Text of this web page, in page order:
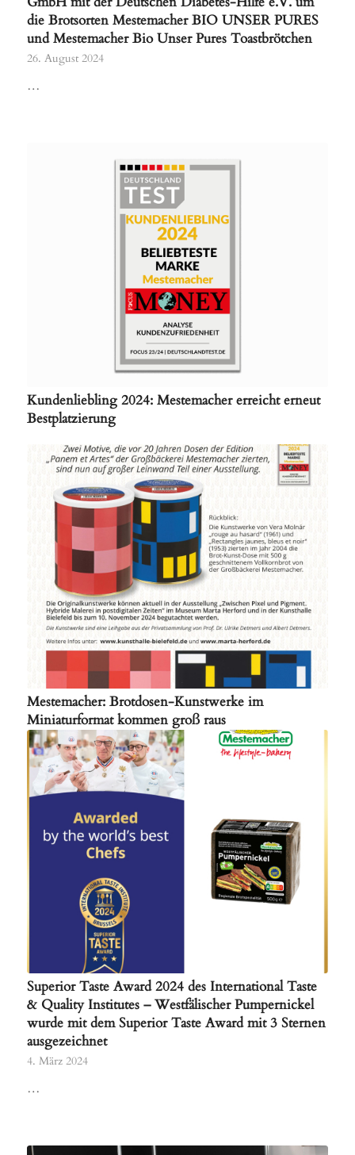
die Brotsorten Mestemacher BIO UNSER PURES
und Mestemacher Bio Unser Pures Toastbrötchen
26. August 2024
…
Kundenliebling 2024: Mestemacher erreicht erneut
Bestplatzierung
Mestemacher: Brotdosen-Kunstwerke im
Miniaturformat kommen groß raus
Superior Taste Award 2024 des International Taste
& Quality Institutes – Westfälischer Pumpernickel
wurde mit dem Superior Taste Award mit 3 Sternen
ausgezeichnet
4. März 2024
…